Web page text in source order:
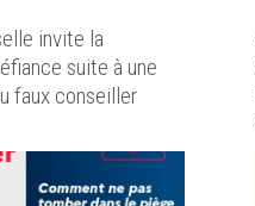
invite la
suite à une
faux conseiller